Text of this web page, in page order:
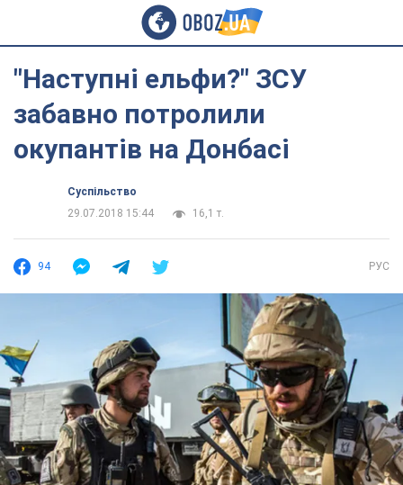
"Наступні ельфи?" ЗСУ
забавно потролили
окупантів на Донбасі
Суспільство
29.07.2018 15:44
16,1 т.
94 РУС